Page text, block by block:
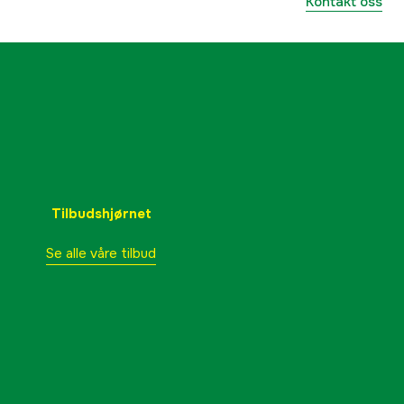
Tilbudshjørnet
Se alle våre tilbud